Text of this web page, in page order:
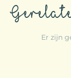
Er zijn